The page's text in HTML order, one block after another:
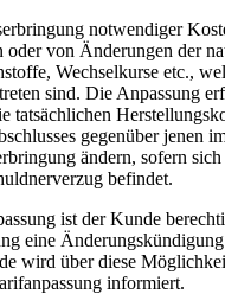
notwendiger
oder von Änderungen der
Wechselkurse etc.,
sind. Die Anpassung
tatsächlichen
gegenüber jenen
ändern, sofern
befindet.
ist der Kunde
eine Änderungskündigung
wird über diese
informiert.